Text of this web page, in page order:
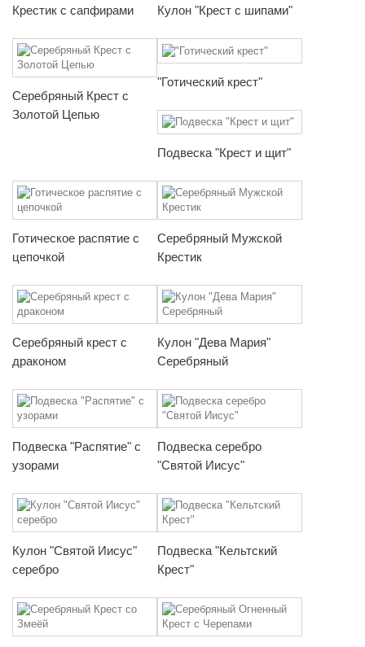
Крестик с сапфирами Кулон "Крест с шипами"
Серебряный Крест с
Золотой Цепью
"Готический крест"
Подвеска "Крест и щит"
Готическое распятие с
цепочкой
Серебряный Мужской
Крестик
Серебряный крест с
драконом
Кулон "Дева Мария"
Серебряный
Подвеска "Распятие" с
узорами
Подвеска серебро
"Святой Иисус"
Кулон "Святой Иисус"
серебро
Подвеска "Кельтский
Крест"